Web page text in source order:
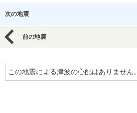
次の地震
前の地震
この地震による津波の心配はありません。